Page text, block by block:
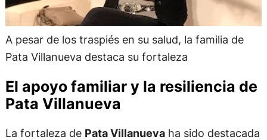
A pesar de los traspiés en su salud, la familia de
Pata Villanueva destaca su fortaleza
El apoyo familiar y la resiliencia de
Pata Villanueva
La fortaleza de Pata Villanuevaha sido destacada